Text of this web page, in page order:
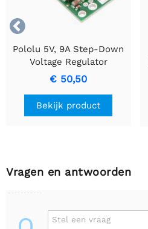

Pololu 5V, 9A Step-Down
Voltage Regulator
D24V90F5
€ 50,50
Bekijk product
Vragen en antwoorden
Stel een vraag